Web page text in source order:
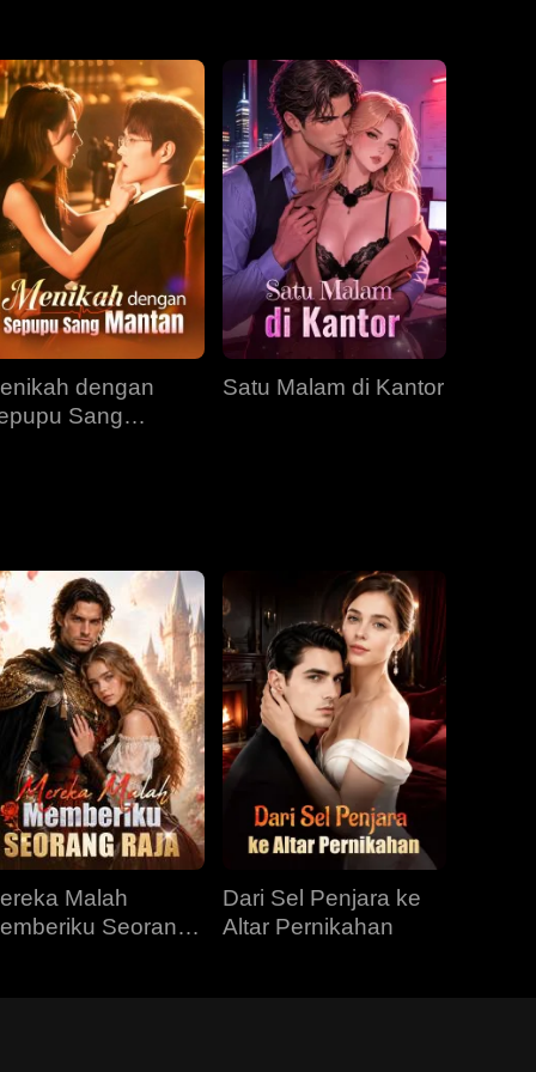
EP 34 EP 35 EP 36
EP 37 EP 38 EP 39
EP 40
dengan
Sang
Satu Malam di Kantor
Malah
Seorang
Dari Sel Penjara ke
Altar Pernikahan